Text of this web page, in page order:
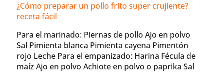
¿Cómo preparar un pollo frito super crujiente?
receta fácil
Para el marinado: Piernas de pollo Ajo en polvo
Sal Pimienta blanca Pimienta cayena Pimentón
rojo Leche Para el empanizado: Harina Fécula de
maíz Ajo en polvo Achiote en polvo o paprika Sal